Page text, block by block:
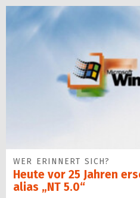
WER ERINNERT SICH?
Heute vor 25 Jahren
alias „NT 5.0“